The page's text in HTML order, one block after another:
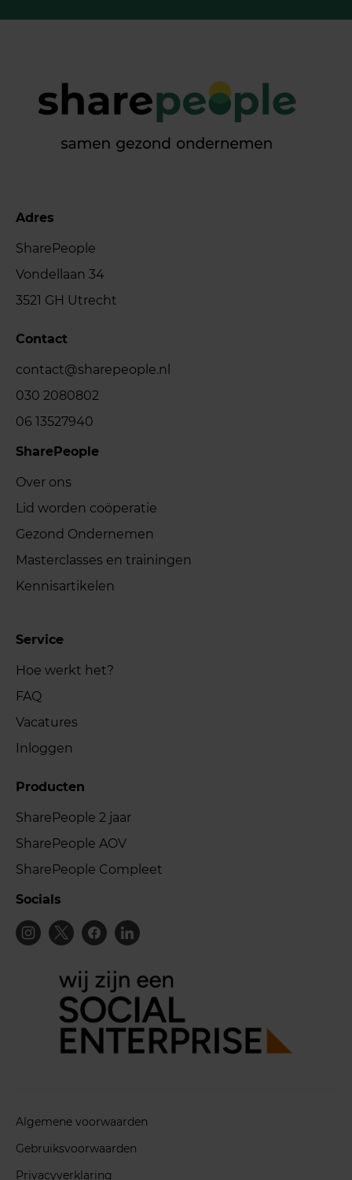
Adres
SharePeople
Vondellaan 34
3521 GH Utrecht
Contact
contact@sharepeople.nl
030 2080802
06 13527940
SharePeople
Over ons
Lid worden coöperatie
Gezond Ondernemen
Masterclasses en trainingen
Kennisartikelen
Service
Hoe werkt het?
FAQ
Vacatures
Inloggen
Producten
SharePeople 2 jaar
SharePeople AOV
SharePeople Compleet
Socials
Algemene voorwaarden
Gebruiksvoorwaarden
Privacyverklaring